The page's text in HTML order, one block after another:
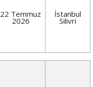
22 Temmuz
2026
İstanbul
Silivri